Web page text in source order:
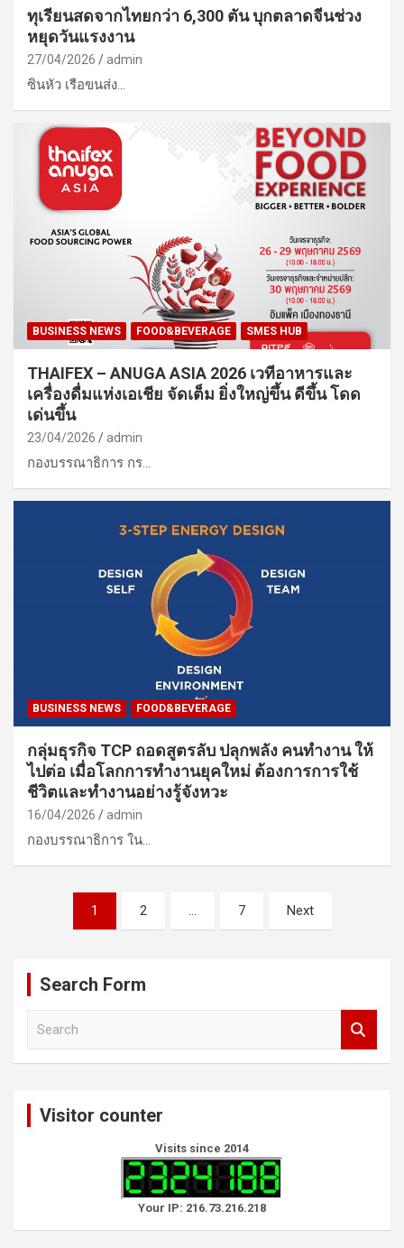
ทุเรียนสดจากไทยกว่า 6,300 ตัน บุกตลาดจีนช่วง
หยุดวันแรงงาน
27/04/2026 admin
ซินหัว เรือขนส่ง…
BUSINESS NEWS FOOD&BEVERAGE SMES HUB
THAIFEX – ANUGA ASIA 2026 เวทีอาหารและ
เครื่องดื่มแห่งเอเชีย จัดเต็ม ยิ่งใหญ่ขึ้น ดีขึ้น โดด
เด่นขึ้น
23/04/2026 admin
กองบรรณาธิการ กร…
BUSINESS NEWS FOOD&BEVERAGE
กลุ่มธุรกิจ TCP ถอดสูตรลับ ปลุกพลัง คนทำงาน ให้
ไปต่อ เมื่อโลกการทำงานยุคใหม่ ต้องการการใช้
ชีวิตและทำงานอย่างรู้จังหวะ
16/04/2026 admin
กองบรรณาธิการ ใน…
pagination
1 2 … 7 Next
Search Form
Visitor counter
Visits since 2014
Your IP: 216.73.216.218